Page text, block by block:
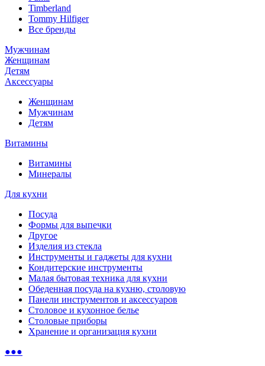
Timberland
Tommy Hilfiger
Все бренды
Мужчинам
Женщинам
Детям
Аксессуары
Женщинам
Мужчинам
Детям
Витамины
Витамины
Минералы
Для кухни
Посуда
Формы для выпечки
Другое
Изделия из стекла
Инструменты и гаджеты для кухни
Кондитерские инструменты
Малая бытовая техника для кухни
Обеденная посуда на кухню, столовую
Панели инструментов и аксессуаров
Столовое и кухонное белье
Столовые приборы
Хранение и организация кухни
●●●